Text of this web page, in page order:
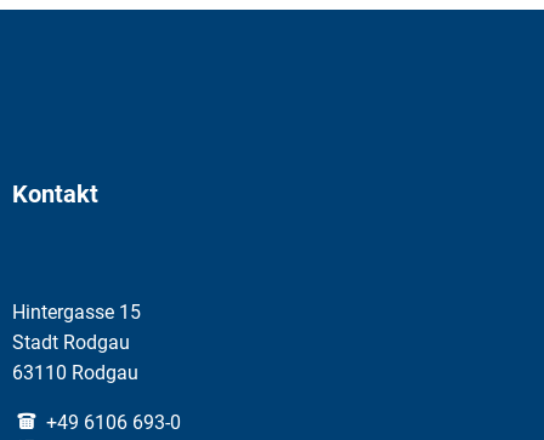
Kontakt
Hintergasse 15
Stadt Rodgau
63110 Rodgau
+49 6106 693-0